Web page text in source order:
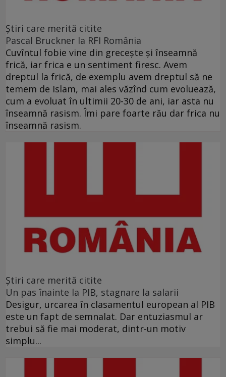
Ştiri care merită citite
Pascal Bruckner la RFI România
Cuvîntul fobie vine din grecește și înseamnă
frică, iar frica e un sentiment firesc. Avem
dreptul la frică, de exemplu avem dreptul să ne
temem de Islam, mai ales văzînd cum evoluează,
cum a evoluat în ultimii 20-30 de ani, iar asta nu
înseamnă rasism. Îmi pare foarte rău dar frica nu
înseamnă rasism.
Ştiri care merită citite
Un pas înainte la PIB, stagnare la salarii
Desigur, urcarea în clasamentul european al PIB
este un fapt de semnalat. Dar entuziasmul ar
trebui să fie mai moderat, dintr-un motiv
simplu...